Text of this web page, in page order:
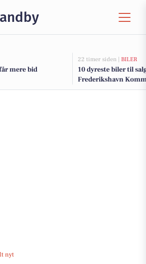
mere bid
22 timer siden | BILER
10 dyreste biler til
Frederikshavn
nyt fra Frederikshavn fejret med